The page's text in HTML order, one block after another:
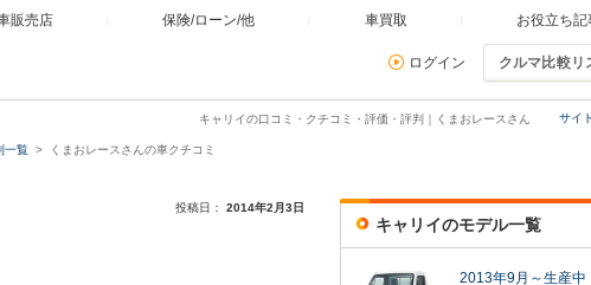
販売店 保険/ローン/他 車買取 お役立ち記
ログイン クルマ比較リ
サイ
キャリイの口コミ・クチコミ・評価・評判｜くまおレースさん
一覧 くまおレースさんの車クチコミ
投稿日： 2014年2月3日
キャリイのモデル一覧
2013年9月～生産中